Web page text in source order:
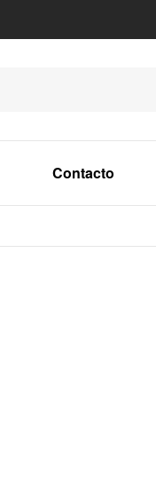
Contacto